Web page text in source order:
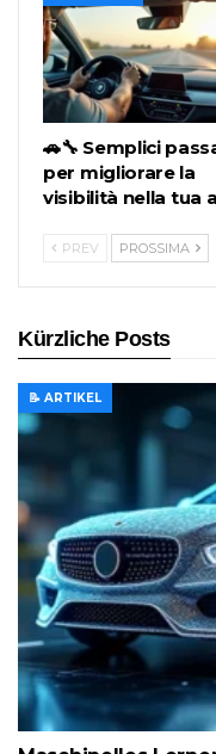
🚗🔧 Semplici
per migliorare la
visibilità nella tua
PREV PROSSIMA
Kürzliche Posts
📝 ARTIKEL